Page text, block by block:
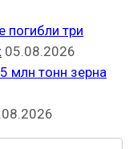
погибли три
05.08.2026
млн тонн зерна